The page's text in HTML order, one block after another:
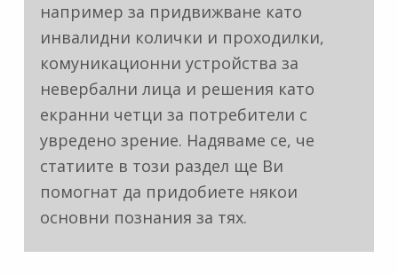
например за придвижване като
инвалидни колички и проходилки,
комуникационни устройства за
невербални лица и решения като
екранни четци за потребители с
увредено зрение. Надяваме се, че
статиите в този раздел ще Ви
помогнат да придобиете някои
основни познания за тях.